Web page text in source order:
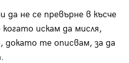
не се превърне в късче
искам да мисля,
докато те описвам, за да